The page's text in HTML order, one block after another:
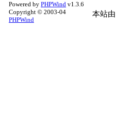
Powered by PHPWind v1.3.6
Copyright © 2003-04
PHPWind
本站由